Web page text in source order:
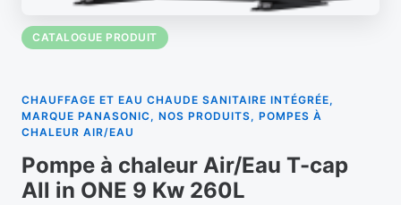
CATALOGUE PRODUIT
CHAUFFAGE ET EAU CHAUDE SANITAIRE INTÉGRÉE,
MARQUE PANASONIC, NOS PRODUITS, POMPES À
CHALEUR AIR/EAU
Pompe à chaleur Air/Eau T-cap
All in ONE 9 Kw 260L